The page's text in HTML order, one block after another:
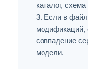
каталог,
Если в
модификаций,
совпадение
модели.